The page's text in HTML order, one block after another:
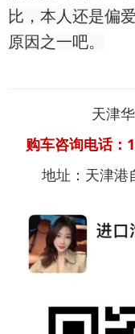
比，本人还是偏
原因之一吧。
天津
购车咨询电话：
地址：天津港